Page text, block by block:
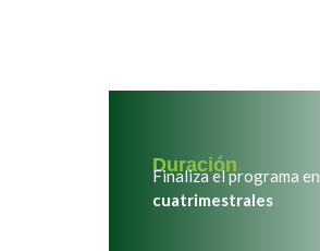
Duración
Finaliza el programa en
cuatrimestrales